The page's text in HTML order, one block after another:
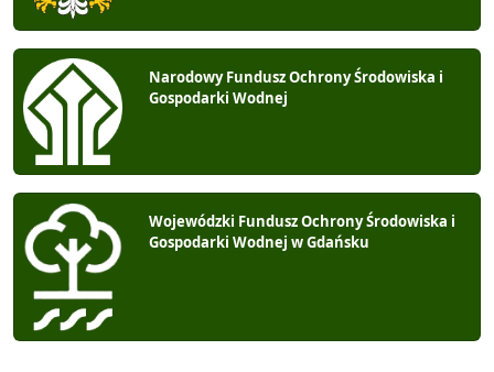
Narodowy Fundusz Ochrony Środowiska i
Gospodarki Wodnej
Wojewódzki Fundusz Ochrony Środowiska i
Gospodarki Wodnej w Gdańsku